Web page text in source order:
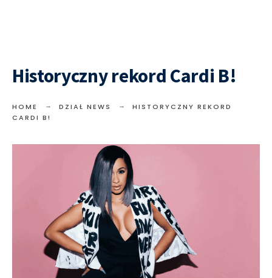
Historyczny rekord Cardi B!
HOME DZIAŁ NEWS
HISTORYCZNY REKORD
CARDI B!